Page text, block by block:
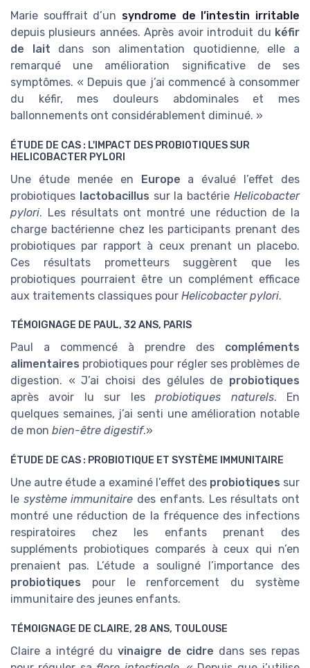
Marie souffrait d’un syndrome de l’intestin irritable
depuis plusieurs années. Après avoir introduit du kéfir
de lait dans son alimentation quotidienne, elle a
remarqué une amélioration significative de ses
symptômes. « Depuis que j’ai commencé à consommer
du kéfir, mes douleurs abdominales et mes
ballonnements ont considérablement diminué. »
ÉTUDE DE CAS : L'IMPACT DES PROBIOTIQUES SUR
HELICOBACTER PYLORI
Une étude menée en Europe a évalué l’effet des
probiotiques lactobacillus sur la bactérieHelicobacter
pylori. Les résultats ont montré une réduction de la
charge bactérienne chez les participants prenant des
probiotiques par rapport à ceux prenant un placebo.
Ces résultats prometteurs suggèrent que les
probiotiques pourraient être un complément efficace
aux traitements classiques pour Helicobacter pylori.
TÉMOIGNAGE DE PAUL, 32 ANS, PARIS
Paul a commencé à prendre des compléments
alimentaires probiotiques pour régler ses problèmes de
digestion. « J’ai choisi des gélules de probiotiques
après avoir lu sur lesprobiotiques naturels. En
quelques semaines, j’ai senti une amélioration notable
de mon bien-être digestif.»
ÉTUDE DE CAS : PROBIOTIQUE ET SYSTÈME IMMUNITAIRE
Une autre étude a examiné l’effet des probiotiques sur
le système immunitaire des enfants. Les résultats ont
montré une réduction de la fréquence des infections
respiratoires chez les enfants prenant des
suppléments probiotiques comparés à ceux qui n’en
prenaient pas. L’étude a souligné l’importance des
probiotiques pour le renforcement du système
immunitaire des jeunes enfants.
TÉMOIGNAGE DE CLAIRE, 28 ANS, TOULOUSE
Claire a intégré duvinaigre de cidre dans ses repas